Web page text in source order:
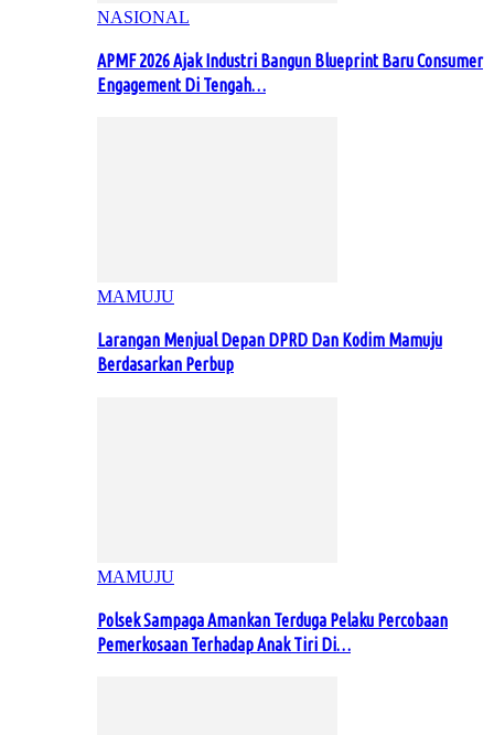
NASIONAL
APMF 2026 Ajak Industri Bangun Blueprint Baru Consumer
Engagement Di Tengah…
MAMUJU
Larangan Menjual Depan DPRD Dan Kodim Mamuju
Berdasarkan Perbup
MAMUJU
Polsek Sampaga Amankan Terduga Pelaku Percobaan
Pemerkosaan Terhadap Anak Tiri Di…